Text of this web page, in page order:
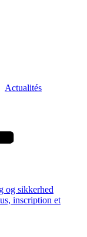
Actualités
og sikkerhed
inscription et